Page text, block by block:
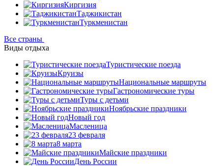
Киргизия
Таджикистан
Туркменистан
Все страны
Виды отдыха
Туристические поезда
Круизы
Национальные маршруты
Гастрономические туры
Туры с детьми
Ноябрьские праздники
Новый год
Масленица
23 февраля
8 марта
Майские праздники
День России